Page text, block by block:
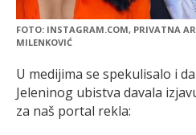
FOTO: INSTAGRAM.COM, PRIVATNA
MILENKOVIĆ
U medijima se spekulisalo i
Jeleninog ubistva davala
za naš portal rekla: